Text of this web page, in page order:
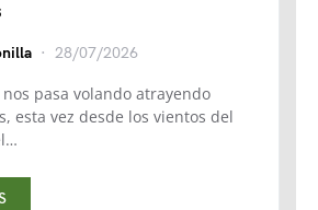
28/07/2026
pasa volando atrayendo
esta vez desde los vientos del